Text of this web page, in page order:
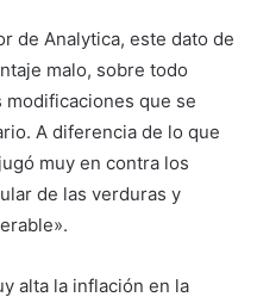
de Analytica, este dato de
malo, sobre todo
modificaciones que se
A diferencia de lo que
muy en contra los
de las verduras y
alta la inflación en la